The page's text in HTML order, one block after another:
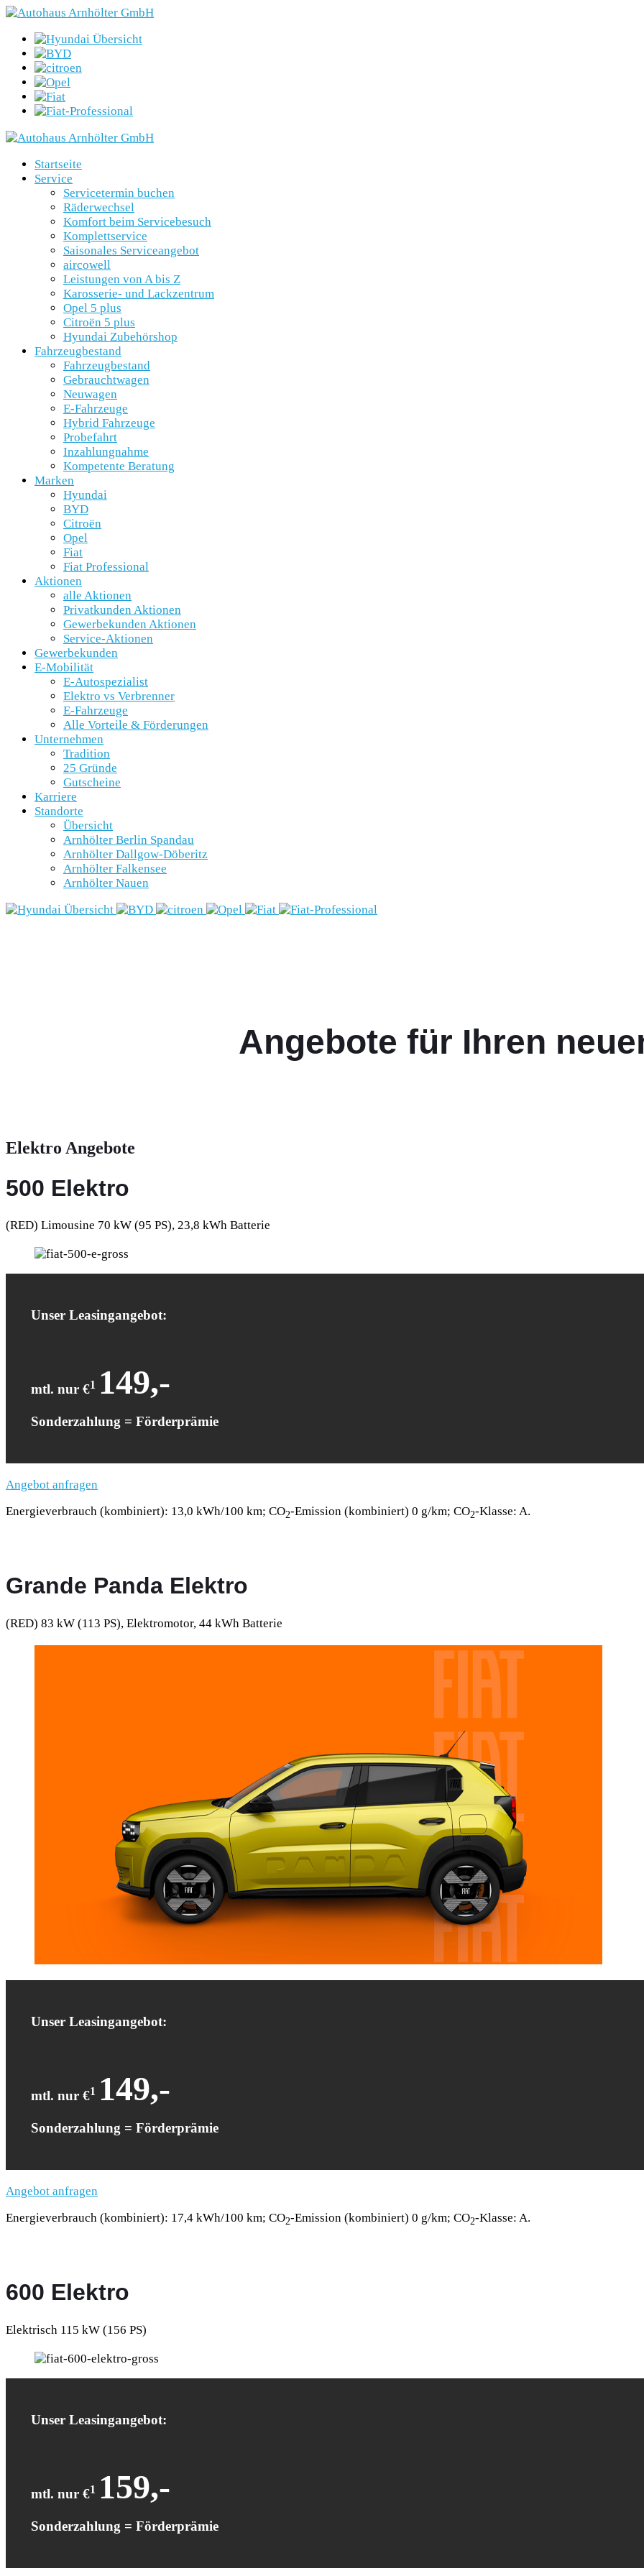
Startseite
Service
Servicetermin buchen
Räderwechsel
Komfort beim Servicebesuch
Komplettservice
Saisonales Serviceangebot
aircowell
Leistungen von A bis Z
Karosserie- und Lackzentrum
Opel 5 plus
Citroën 5 plus
Hyundai Zubehörshop
Fahrzeugbestand
Fahrzeugbestand
Gebrauchtwagen
Neuwagen
E-Fahrzeuge
Hybrid Fahrzeuge
Probefahrt
Inzahlungnahme
Kompetente Beratung
Marken
Hyundai
BYD
Citroën
Opel
Fiat
Fiat Professional
Aktionen
alle Aktionen
Privatkunden Aktionen
Gewerbekunden Aktionen
Service-Aktionen
Gewerbekunden
E-Mobilität
E-Autospezialist
Elektro vs Verbrenner
E-Fahrzeuge
Alle Vorteile & Förderungen
Unternehmen
Tradition
25 Gründe
Gutscheine
Karriere
Standorte
Übersicht
Arnhölter Berlin Spandau
Arnhölter Dallgow-Döberitz
Arnhölter Falkensee
Arnhölter Nauen
Angebote für Ihren
Elektro Angebote
500 Elektro
(RED) Limousine 70 kW (95 PS), 23,8 kWh Batterie
Unser Leasingangebot:
mtl. nur €1 149,-
Sonderzahlung = Förderprämie
Angebot anfragen
Energieverbrauch (kombiniert): 13,0 kWh/100 km; CO2-Emission (kombiniert) 0 g/km; CO2-Klasse: A.
Grande Panda Elektro
(RED) 83 kW (113 PS), Elektromotor, 44 kWh Batterie
Unser Leasingangebot:
mtl. nur €1 149,-
Sonderzahlung = Förderprämie
Angebot anfragen
Energieverbrauch (kombiniert): 17,4 kWh/100 km; CO2-Emission (kombiniert) 0 g/km; CO2-Klasse: A.
600 Elektro
Elektrisch 115 kW (156 PS)
Unser Leasingangebot:
mtl. nur €1 159,-
Sonderzahlung = Förderprämie